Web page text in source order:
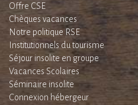
Offre CSE
Chèques vacances
Notre politique RSE
Institutionnels du tourisme
Séjour insolite en groupe
Vacances Scolaires
Séminaire insolite
Connexion hébergeur